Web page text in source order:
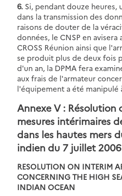
6. Si, pendant douze heures,
dans la transmission des
raisons de douter de la
données, le CNSP en avisera
CROSS Réunion ainsi que
se produit plus de deux fois
d'un an, la DPMA fera
aux frais de l'armateur
l'équipement a été manipulé
Annexe V : Résolution
mesures intérimaires
dans les hautes mers
indien du 7 juillet 2006
RESOLUTION ON INTERIM
CONCERNING THE HIGH
INDIAN OCEAN